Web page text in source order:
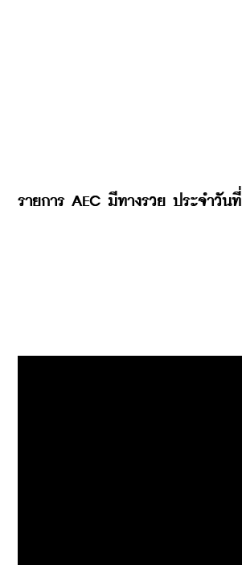
รายการ AEC มีทางรวย ประจำวันที่